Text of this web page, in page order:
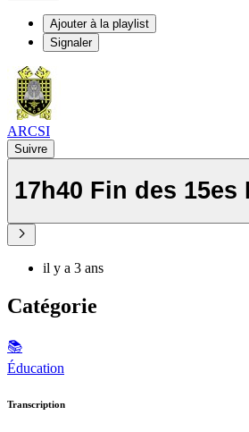
Ajouter à la playlist
Signaler
ARCSI
Suivre
17h40 Fin des 15es
il y a 3 ans
Catégorie
📚
Éducation
Transcription